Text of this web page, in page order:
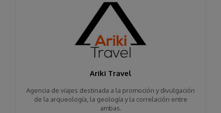
Ariki Travel
Agencia de viajes destinada a la promoción y divulgación
de la arqueología, la geología y la correlación entre
ambas.